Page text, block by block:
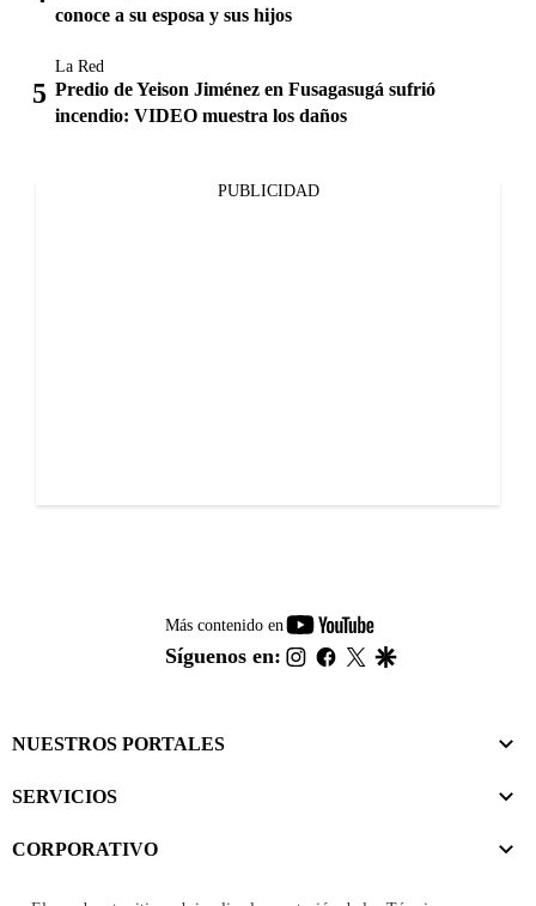
conoce a su esposa y sus hijos
La Red
Predio de Yeison Jiménez en Fusagasugá sufrió
incendio: VIDEO muestra los daños
PUBLICIDAD
Más contenido en
youtube-
footer
Síguenos en: instagram
facebook
twitter
NUESTROS PORTALES
SERVICIOS
CORPORATIVO